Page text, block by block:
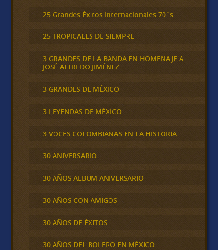
25 Grandes Éxitos Internacionales 70´s
25 TROPICALES DE SIEMPRE
3 GRANDES DE LA BANDA EN HOMENAJE A
JOSÉ ALFREDO JIMÉNEZ
3 GRANDES DE MÉXICO
3 LEYENDAS DE MÉXICO
3 VOCES COLOMBIANAS EN LA HISTORIA
30 ANIVERSARIO
30 AÑOS ALBUM ANIVERSARIO
30 AÑOS CON AMIGOS
30 AÑOS DE ÉXITOS
30 AÑOS DEL BOLERO EN MÉXICO